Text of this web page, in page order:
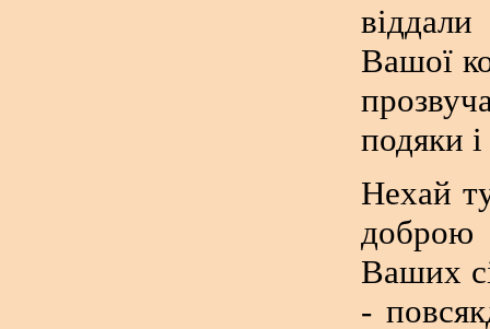
Вашої
подяки
Нехай
доброю
Ваших
-